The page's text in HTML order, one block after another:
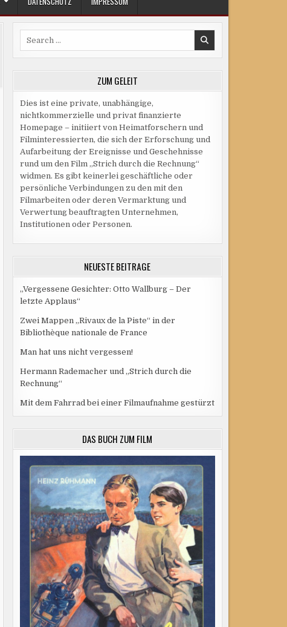
ZUM GELEIT
Dies ist eine private, unabhängige,
nichtkommerzielle und privat finanzierte
Homepage – initiiert von Heimatforschern und
Filminteressierten, die sich der Erforschung und
Aufarbeitung der Ereignisse und Geschehnisse
rund um den Film „Strich durch die Rechnung“
widmen. Es gibt keinerlei geschäftliche oder
persönliche Verbindungen zu den mit den
Filmarbeiten oder deren Vermarktung und
Verwertung beauftragten Unternehmen,
Institutionen oder Personen.
NEUESTE BEITRÄGE
„Vergessene Gesichter: Otto Wallburg – Der
letzte Applaus“
Zwei Mappen „Rivaux de la Piste“ in der
Bibliothèque nationale de France
Man hat uns nicht vergessen!
Hermann Rademacher und „Strich durch die
Rechnung“
Mit dem Fahrrad bei einer Filmaufnahme gestürzt
DAS BUCH ZUM FILM